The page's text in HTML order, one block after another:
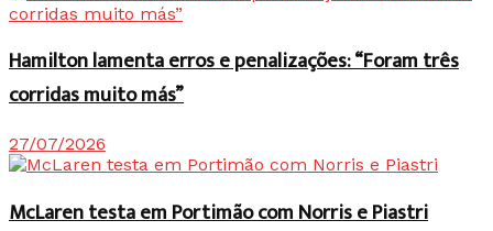
Hamilton lamenta erros e penalizações: “Foram três
corridas muito más”
27/07/2026
McLaren testa em Portimão com Norris e Piastri